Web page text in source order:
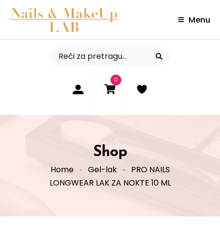
Menu
0
Shop
Home Gel-lak
PRO NAILS
LONGWEAR LAK ZA NOKTE 10 ML